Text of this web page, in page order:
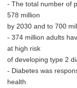
- The total number of
578 million
by 2030 and to 700
- 374 million adults
at high risk
of developing type 2
- Diabetes was
health